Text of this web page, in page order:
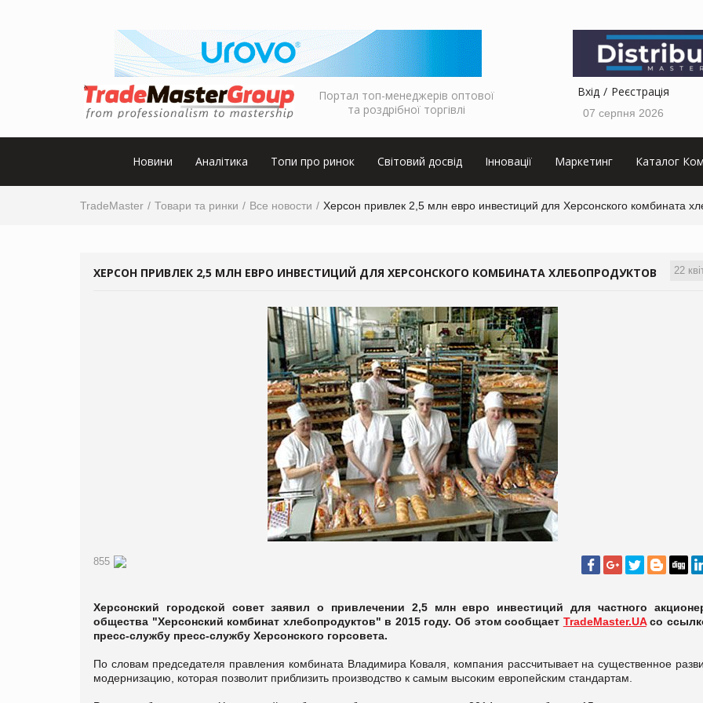
Портал топ-менеджерів оптової
та роздрібної торгівлі
Вхід Реєстрація
07 серпня 2026
Новини Аналітика Топи про ринок Світовий досвід Інновації Маркетинг Каталог
TradeMaster Товари та ринки Все новости Херсон привлек 2,5 млн евро инвестиций для Херсонского комбината
22
ХЕРСОН ПРИВЛЕК 2,5 МЛН ЕВРО ИНВЕСТИЦИЙ ДЛЯ ХЕРСОНСКОГО КОМБИНАТА ХЛЕБОПРОДУКТОВ
855
Херсонский городской совет заявил о привлечении 2,5 млн евро инвестиций для частного
общества "Херсонский комбинат хлебопродуктов" в 2015 году. Об этом сообщает TradeMaster.UAсо
пресс-службу пресс-службу Херсонского горсовета.
По словам председателя правления комбината Владимира Коваля, компания рассчитывает на существенное
модернизацию, которая позволит приблизить производство к самым высоким европейским стандартам.